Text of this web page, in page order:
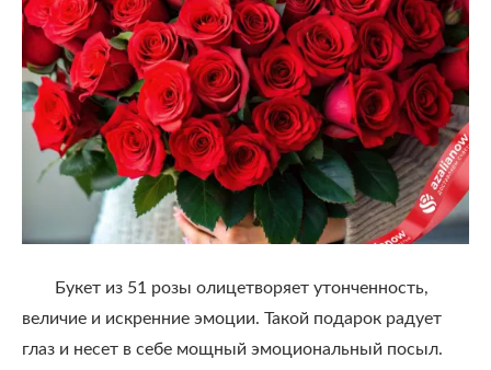
Букет из 51 розы олицетворяет утонченность,
величие и искренние эмоции. Такой подарок радует
глаз и несет в себе мощный эмоциональный посыл.